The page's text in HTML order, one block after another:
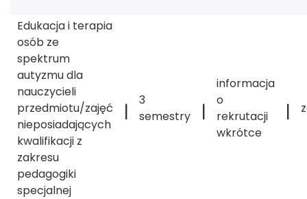
Edukacja i terapia
osób ze
spektrum
autyzmu dla
nauczycieli
przedmiotu/zajęć
nieposiadających
kwalifikacji z
zakresu
pedagogiki
specjalnej
|
3
semestry
|
informacja
o
rekrutacji
wkrótce
|